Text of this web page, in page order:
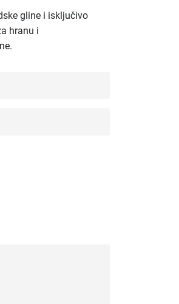
gline i isključivo
hranu i